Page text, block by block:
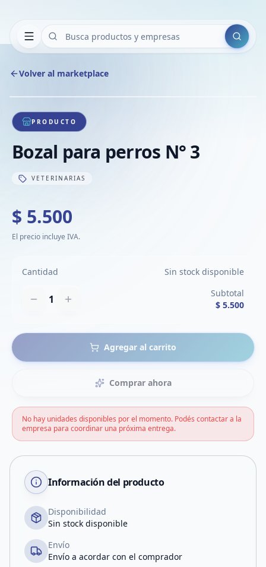
Buscar
Volver al marketplace
1/1
PRODUCTO
Bozal para perros N° 3
VETERINARIAS
$ 5.500
El precio incluye IVA.
Cantidad Sin stock disponible
1
Subtotal
$ 5.500
Agregar al carrito
Comprar ahora
No hay unidades disponibles por el momento. Podés contactar a la
empresa para coordinar una próxima entrega.
Información del producto
Disponibilidad
Sin stock disponible
Envío
Envío a acordar con el comprador